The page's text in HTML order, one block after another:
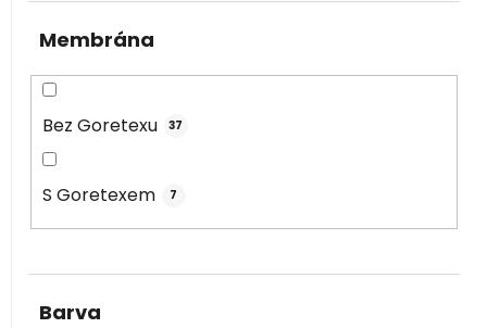
Membrána
Bez Goretexu 37
S Goretexem 7
Barva